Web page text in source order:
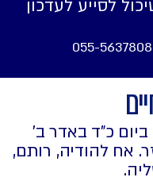
לסייע לעדכון
ביום כ"ד באדר ב'
באלעזר. אח להודיה, רותם,